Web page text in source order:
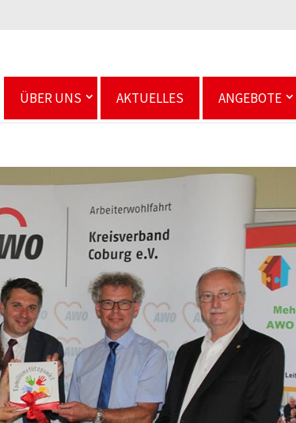
ÜBER UNS AKTUELLES ANGEBOTE